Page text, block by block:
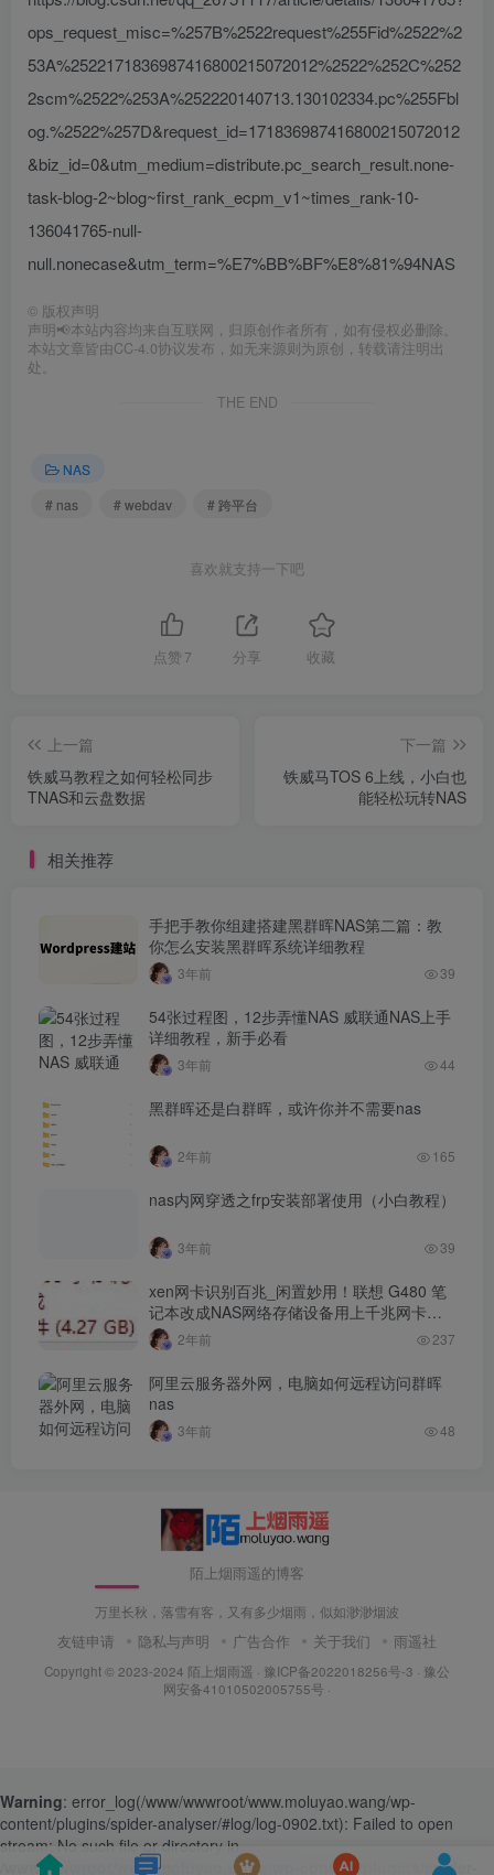
ops_request_misc=%257B%2522request%255Fid%2522%2
53A%2522171836987416800215072012%2522%252C%252
2scm%2522%253A%252220140713.130102334.pc%255Fbl
og.%2522%257D&request_id=171836987416800215072012
&biz_id=0&utm_medium=distribute.pc_search_result.none-
task-blog-2~blog~first_rank_ecpm_v1~times_rank-10-
136041765-null-
null.nonecase&utm_term=%E7%BB%BF%E8%81%94NAS
© 版权声明
声明📢本站内容均来自互联网，归原创作者所有，如有侵权必删除。
本站文章皆由CC-4.0协议发布，如无来源则为原创，转载请注明出
处。
THE END
NAS
# nas
# webdav # 跨平台
喜欢就支持一下吧
点赞 7 分享 收藏
上一篇
铁威马教程之如何轻松同步
TNAS和云盘数据
下一篇
铁威马TOS 6上线，小白也
能轻松玩转NAS
相关推荐
手把手教你组建搭建黑群晖NAS第二篇：教
你怎么安装黑群晖系统详细教程
3年前 39
54张过程图，12步弄懂NAS 威联通NAS上手
详细教程，新手必看
3年前 44
黑群晖还是白群晖，或许你并不需要nas
2年前 165
nas内网穿透之frp安装部署使用（小白教程）
3年前 39
xen网卡识别百兆_闲置妙用！联想 G480 笔
记本改成NAS网络存储设备用上千兆网卡…
2年前 237
阿里云服务器外网，电脑如何远程访问群晖
nas
3年前 48
陌上烟雨遥的博客
万里长秋，落雪有客，又有多少烟雨，似如渺渺烟波
友链申请 隐私与声明 广告合作 关于我们 雨遥社
Copyright © 2023-2024 陌上烟雨遥 · 豫ICP备2022018256号-3 · 豫公
网安备41010502005755号 ·
Warning: error_log(/www/wwwroot/www.moluyao.wang/wp-
content/plugins/spider-analyser/#log/log-0902.txt): Failed to open
stream: No such file or directory in
/www/wwwroot/www.moluyao.wang/wp-content/plugins/spider-